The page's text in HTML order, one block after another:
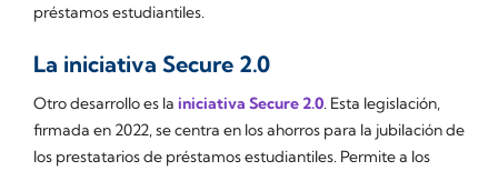
préstamos estudiantiles.
La iniciativa Secure 2.0
Otro desarrollo es la iniciativa Secure 2.0. Esta legislación,
firmada en 2022, se centra en los ahorros para la jubilación de
los prestatarios de préstamos estudiantiles. Permite a los